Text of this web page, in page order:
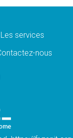
humaine»
renforcera
pour
Les services
nous